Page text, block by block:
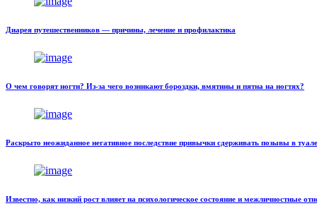
Диарея путешественников — причины, лечение и профилактика
О чем говорят ногти? Из-за чего возникают бороздки, вмятины и пятна на ногтях?
Раскрыто неожиданное негативное последствие привычки сдерживать позывы в
Известно, как низкий рост влияет на психологическое состояние и межличностные